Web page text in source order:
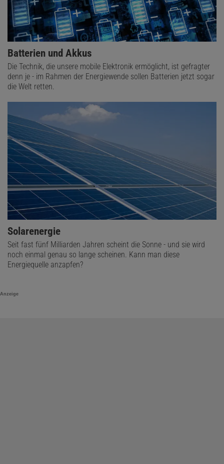
Batterien und Akkus
Die Technik, die unsere mobile Elektronik ermöglicht, ist gefragter
denn je - im Rahmen der Energiewende sollen Batterien jetzt sogar
die Welt retten.
Solarenergie
Seit fast fünf Milliarden Jahren scheint die Sonne - und sie wird
noch einmal genau so lange scheinen. Kann man diese
Energiequelle anzapfen?
Anzeige